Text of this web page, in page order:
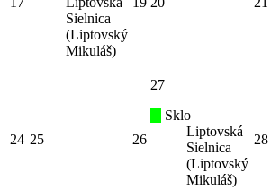
Sielnica
(Liptovský
Mikuláš)
24 25 26
27
Sklo
Liptovská
Sielnica
(Liptovský
Mikuláš)
28